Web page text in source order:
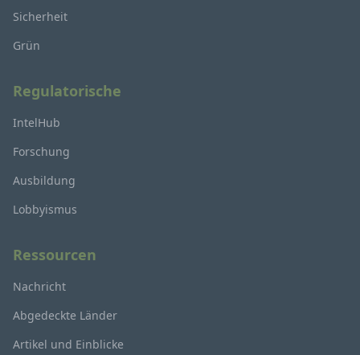
Sicherheit
Grün
Regulatorische
IntelHub
Forschung
Ausbildung
Lobbyismus
Ressourcen
Nachricht
Abgedeckte Länder
Artikel und Einblicke